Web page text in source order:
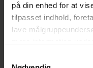
på din enhed for at
tilpasset indhold,
lave
tilbage eller ændre